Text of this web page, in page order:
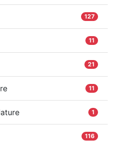
127
11
21
11
1
116